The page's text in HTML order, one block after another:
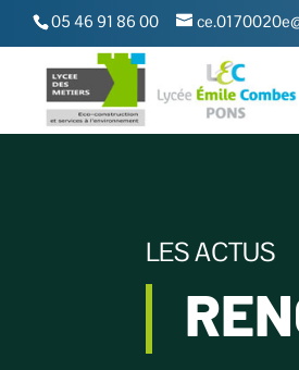
05 46 91 86 00
LES ACTUS